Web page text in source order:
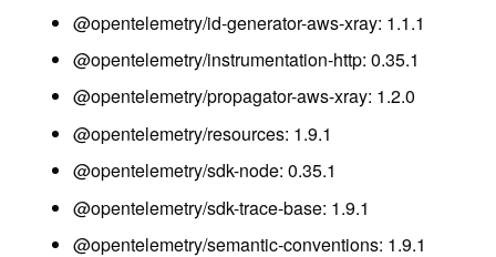
@opentelemetry/id-generator-aws-xray: 1.1.1
@opentelemetry/instrumentation-http: 0.35.1
@opentelemetry/propagator-aws-xray: 1.2.0
@opentelemetry/resources: 1.9.1
@opentelemetry/sdk-node: 0.35.1
@opentelemetry/sdk-trace-base: 1.9.1
@opentelemetry/semantic-conventions: 1.9.1